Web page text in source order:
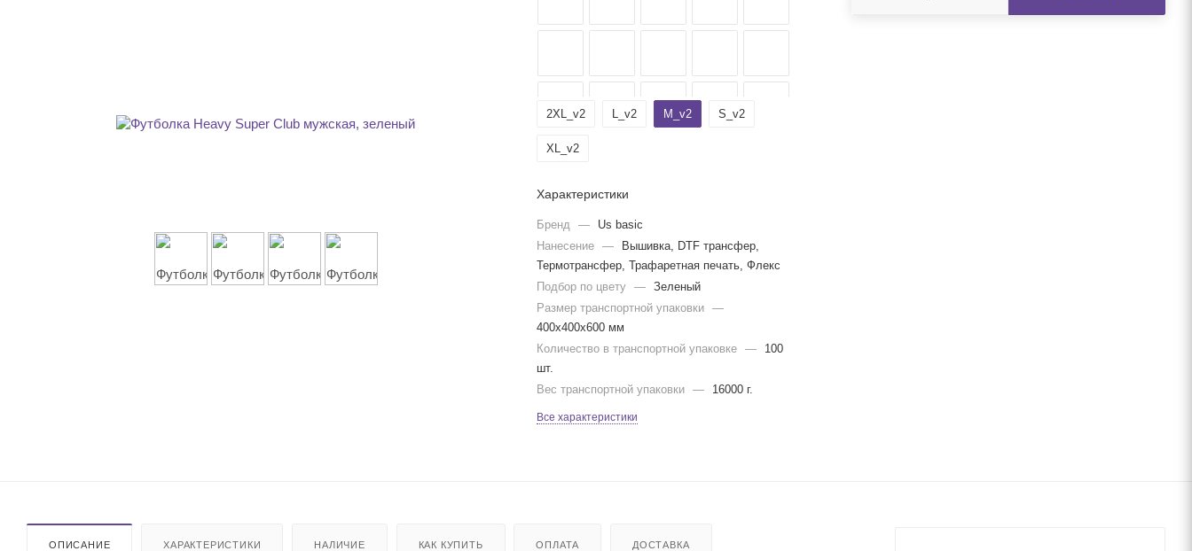
2XL_v2 L_v2 M_v2 S_v2
XL_v2
Характеристики
Бренд —
Us basic
Нанесение
—
Вышивка, DTF трансфер,
Термотрансфер, Трафаретная печать, Флекс
Подбор по цвету
—
Зеленый
Размер транспортной упаковки
—
400x400x600 мм
Количество в транспортной упаковке
—
100
шт.
Вес транспортной упаковки
— 16000 г.
Все характеристики
ОПИСАНИЕ ХАРАКТЕРИСТИКИ НАЛИЧИЕ КАК КУПИТЬ ОПЛАТА ДОСТАВКА